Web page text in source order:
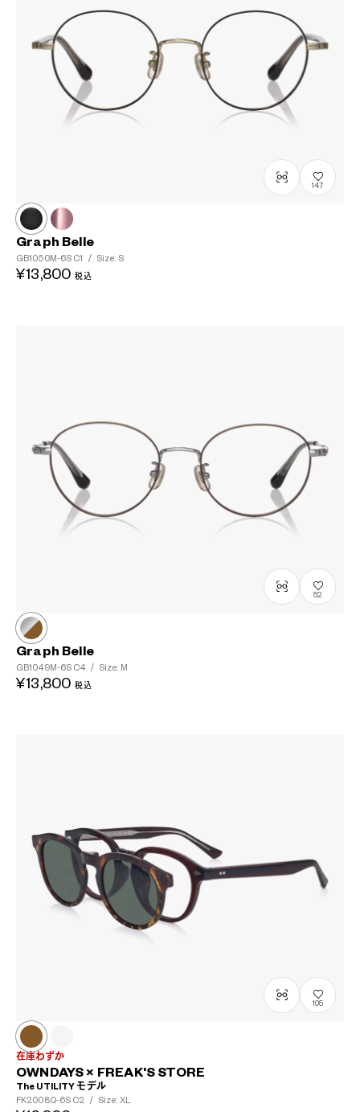
147
Graph Belle
GB1050M-6S C1 / Size: S
¥13,800 税込
52
Graph Belle
GB1049M-6S C4 / Size: M
¥13,800 税込
105
在庫わずか
OWNDAYS × FREAK'S STORE
The UTILITY モデル
FK2008Q-6S C2 / Size: XL